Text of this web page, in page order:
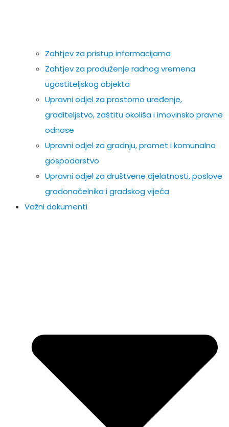
Zahtjev za pristup informacijama
Zahtjev za produženje radnog vremena
ugostiteljskog objekta
Upravni odjel za prostorno uređenje,
graditeljstvo, zaštitu okoliša i imovinsko pravne
odnose
Upravni odjel za gradnju, promet i komunalno
gospodarstvo
Upravni odjel za društvene djelatnosti, poslove
gradonačelnika i gradskog vijeća
Važni dokumenti